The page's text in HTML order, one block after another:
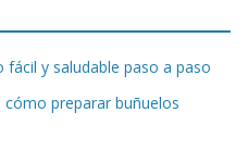
y saludable paso a paso
cómo preparar buñuelos